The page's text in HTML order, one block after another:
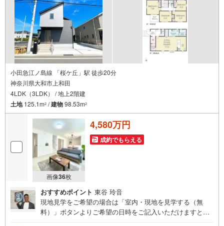
小田急江ノ島線 「桜ケ丘」駅 徒歩20分
神奈川県大和市上和田
4LDK（3LDK） / 地上2階建
土地125.1m2 /建物98.53m2
画像36枚
4,580万円
成約でもらえる
おすすめポイント 東谷 玲音
現地見学をご希望の場合は「室内・現地を見学する（無
料）」ボタンよりご希望の日時をご記入いただけますとス